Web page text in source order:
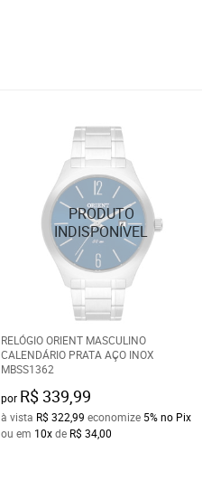
RELÓGIO ORIENT MASCULINO
CALENDÁRIO PRATA AÇO INOX
MBSS1362
por R$ 339,99
à vista R$ 322,99 economize 5%no Pix
ou em 10xde R$ 34,00